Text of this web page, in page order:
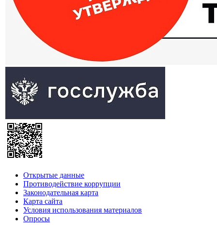
Открытые данные
Противодействие коррупции
Законодательная карта
Карта сайта
Условия использования материалов
Опросы